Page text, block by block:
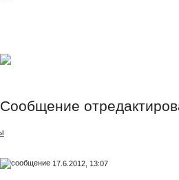
Сообщение
17.6.2012, 13:07